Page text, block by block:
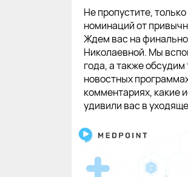
Не пропустите,
номинаций от
Ждем вас на
Николаевной. Мы
года, а также
новостных
комментариях, какие
удивили вас в